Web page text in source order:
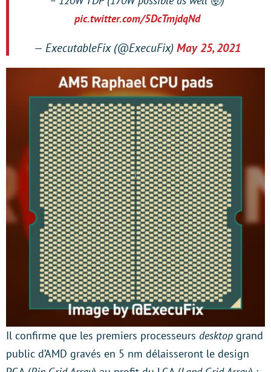
pic.twitter.com/5DcTmjdqNd
— ExecutableFix (@ExecuFix) May 25, 2021
Il confirme que les premiers processeurs desktop grand
public d’AMD gravés en 5 nm délaisseront le design